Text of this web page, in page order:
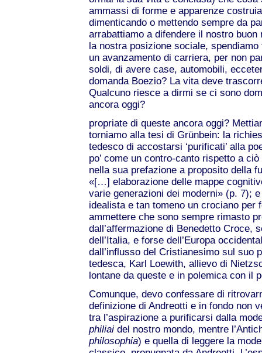
ammassi di forme e apparenze
dimenticando o mettendo sempre da
arrabattiamo a difendere il nostro
la nostra posizione sociale,
un avanzamento di carriera, per non
soldi, di avere case, automobili,
domanda Boezio? La vita deve
Qualcuno riesce a dirmi se ci sono
ancora oggi?
propriate di queste ancora oggi?
torniamo alla tesi di Grünbein: la
tedesco di accostarsi ‘purificati’ alla
po’ come un contro-canto rispetto a
nella sua prefazione a proposito della
«[…] elaborazione delle mappe
varie generazioni dei moderni» (p. 7);
idealista e tan tomeno un crociano per
ammettere che sono sempre rimasto
dall’affermazione di Benedetto Croce,
dell’Italia, e forse dell’Europa
dall’influsso del Cristianesimo sul suo
tedesca, Karl Loewith, allievo di
lontane da queste e in polemica con il
Comunque, devo confessare di
definizione di Andreotti e in fondo non
tra l’aspirazione a purificarsi dalla
philiai del nostro mondo, mentre
philosophia) e quella di leggere la